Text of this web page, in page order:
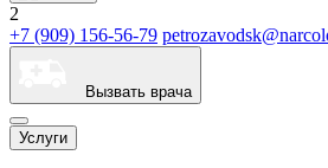
2
+7 (909) 156-56-79
Вызвать врача
Услуги